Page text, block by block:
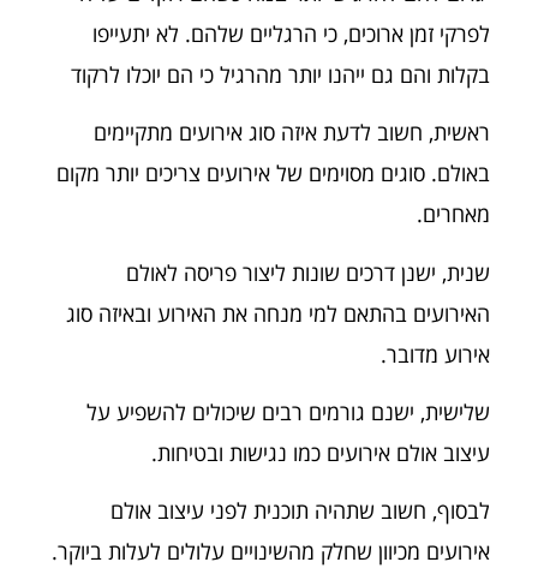
לפרקי זמן ארוכים, כי הרגליים שלהם. לא יתעייפו
בקלות והם גם ייהנו יותר מהרגיל כי הם יוכלו לרקוד
ראשית, חשוב לדעת איזה סוג אירועים מתקיימים
באולם. סוגים מסוימים של אירועים צריכים יותר מקום
מאחרים.
שנית, ישנן דרכים שונות ליצור פריסה לאולם
האירועים בהתאם למי מנחה את האירוע ובאיזה סוג
אירוע מדובר.
שלישית, ישנם גורמים רבים שיכולים להשפיע על
עיצוב אולם אירועים כמו נגישות ובטיחות.
לבסוף, חשוב שתהיה תוכנית לפני עיצוב אולם
אירועים מכיוון שחלק מהשינויים עלולים לעלות ביוקר.